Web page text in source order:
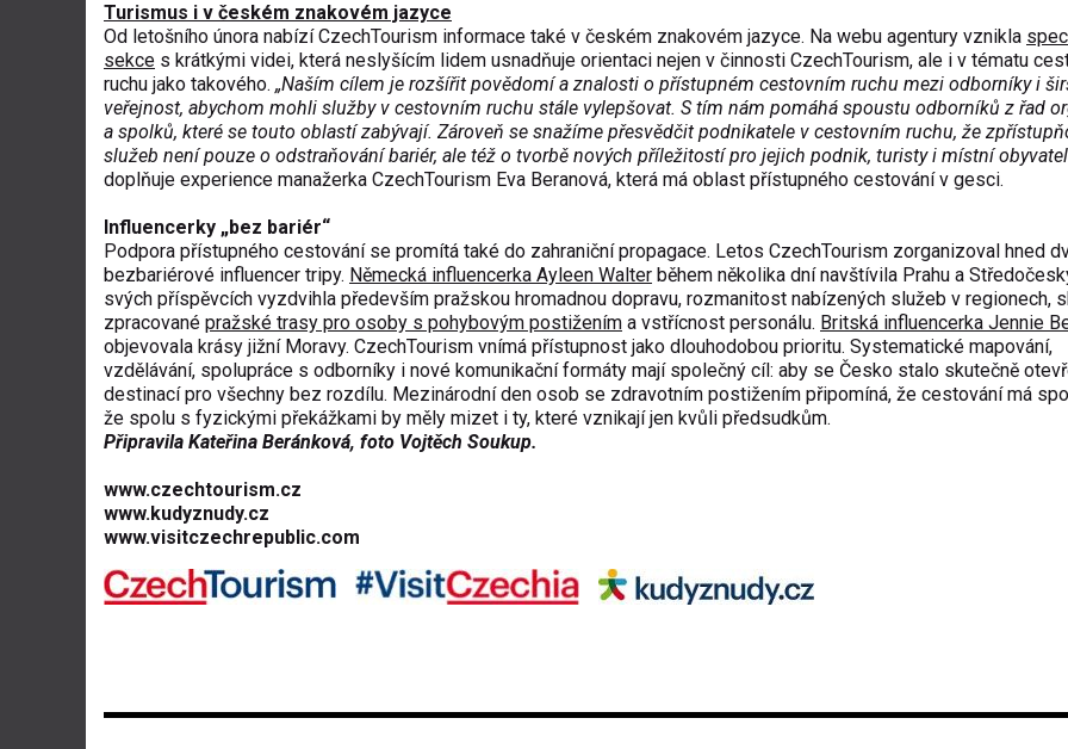
Turismus i v českém znakovém jazyce
Od letošního února nabízí CzechTourism informace také v českém znakovém jazyce. Na webu agentury vznikla
sekce s krátkými videi, která neslyšícím lidem usnadňuje orientaci nejen v činnosti CzechTourism, ale i v tématu
ruchu jako takového. „Naším cílem je rozšířit povědomí a znalosti o přístupném cestovním ruchu mezi odborníky i
veřejnost, abychom mohli služby v cestovním ruchu stále vylepšovat. S tím nám pomáhá spoustu odborníků z řad
a spolků, které se touto oblastí zabývají. Zároveň se snažíme přesvědčit podnikatele v cestovním ruchu, že
služeb není pouze o odstraňování bariér, ale též o tvorbě nových příležitostí pro jejich podnik, turisty i místní
doplňuje experience manažerka CzechTourism Eva Beranová, která má oblast přístupného cestování v gesci.
Influencerky „bez bariér“
Podpora přístupného cestování se promítá také do zahraniční propagace. Letos CzechTourism zorganizoval hned
bezbariérové influencer tripy. Německá influencerka Ayleen Walter během několika dní navštívila Prahu a
svých příspěvcích vyzdvihla především pražskou hromadnou dopravu, rozmanitost nabízených služeb v regionech,
zpracované pražské trasy pro osoby s pohybovým postižením a vstřícnost personálu. Britská influencerka Jennie
objevovala krásy jižní Moravy. CzechTourism vnímá přístupnost jako dlouhodobou prioritu. Systematické mapování,
vzdělávání, spolupráce s odborníky i nové komunikační formáty mají společný cíl: aby se Česko stalo skutečně
destinací pro všechny bez rozdílu. Mezinárodní den osob se zdravotním postižením připomíná, že cestování má
že spolu s fyzickými překážkami by měly mizet i ty, které vznikají jen kvůli předsudkům.
Připravila Kateřina Beránková, foto Vojtěch Soukup.
www.czechtourism.cz
www.kudyznudy.cz
www.visitczechrepublic.com